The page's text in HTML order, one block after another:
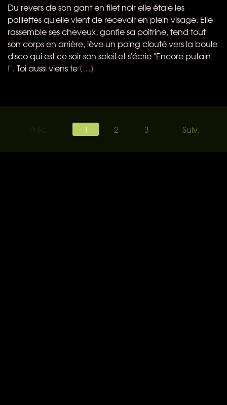
Du revers de son gant en filet noir elle étale les
paillettes qu'elle vient de recevoir en plein visage. Elle
rassemble ses cheveux, gonfle sa poitrine, tend tout
son corps en arrière, lève un poing clouté vers la boule
disco qui est ce soir son soleil et s'écrie "Encore putain
!". Toi aussi viens te […]
1 2 3 Suiv.